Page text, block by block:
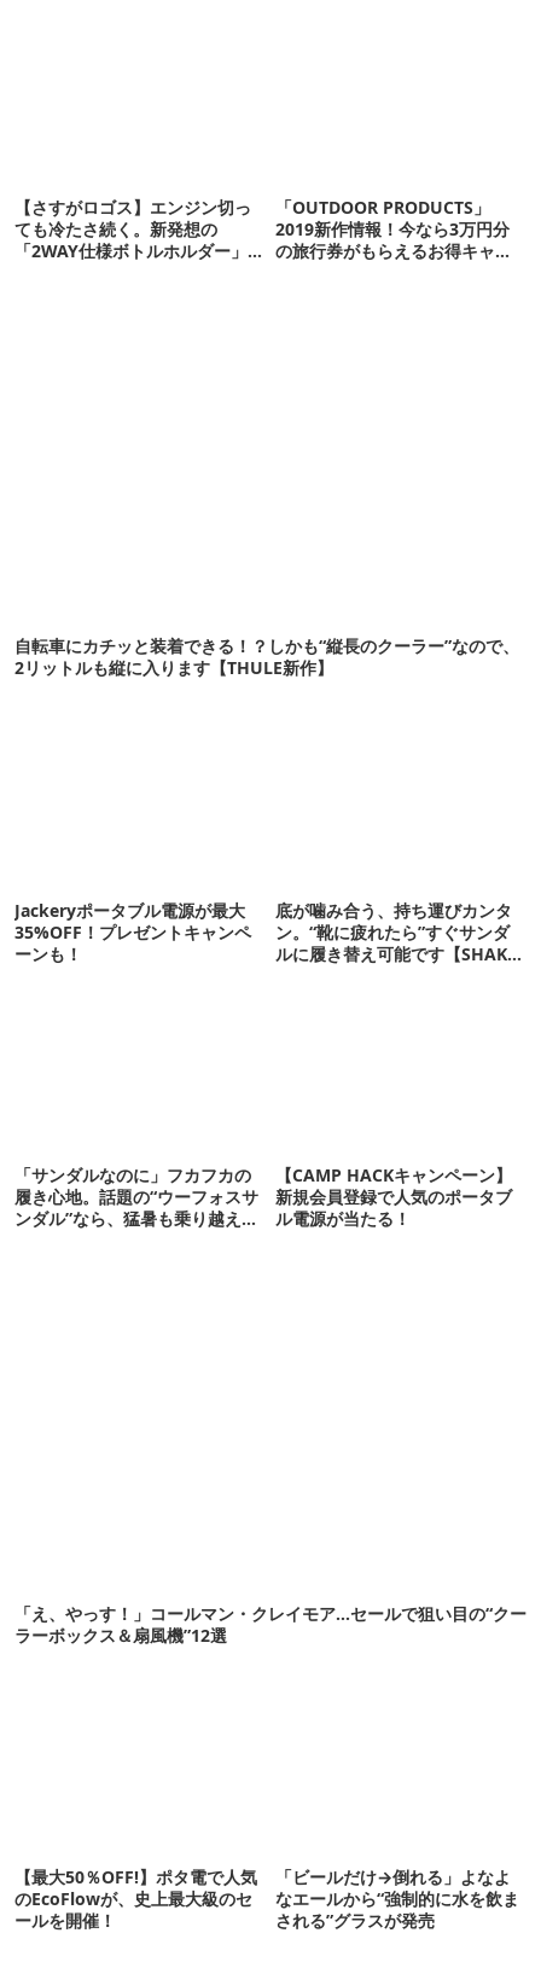
【さすがロゴス】エンジン切っ
ても冷たさ続く。新発想の
「2WAY仕様ボトルホルダー」が
「OUTDOOR PRODUCTS」
2019新作情報！今なら3万円分
の旅行券がもらえるお得キャン
自転車にカチッと装着できる！？しかも“縦長のクーラー”なので、
2リットルも縦に入ります【THULE新作】
Jackeryポータブル電源が最大
35%OFF！プレゼントキャンペ
ーンも！
底が噛み合う、持ち運びカンタ
ン。“靴に疲れたら”すぐサンダ
ルに履き替え可能です【SHAKA
「サンダルなのに」フカフカの
履き心地。話題の“ウーフォスサ
ンダル”なら、猛暑も乗り越えら
【CAMP HACKキャンペーン】
新規会員登録で人気のポータブ
ル電源が当たる！
「え、やっす！」コールマン・クレイモア…セールで狙い目の“クー
ラーボックス＆扇風機”12選
【最大50％OFF!】ポタ電で人気
のEcoFlowが、史上最大級のセ
ールを開催！
「ビールだけ→倒れる」よなよ
なエールから“強制的に水を飲ま
される”グラスが発売